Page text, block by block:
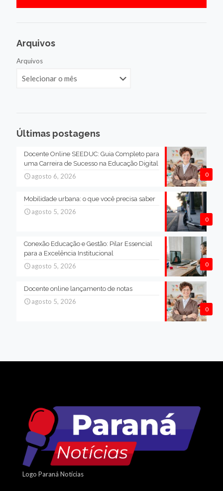
Arquivos
Arquivos
Últimas postagens
0
Docente Online SEEDUC: Guia Completo para
uma Carreira de Sucesso na Educação Digital
agosto 6, 2026
0
Mobilidade urbana: o que você precisa saber
agosto 5, 2026
0
Conexão Educação e Gestão: Pilar Essencial
para a Excelência Institucional
agosto 5, 2026
0
Docente online lançamento de notas
agosto 5, 2026
Logo Paraná Notícias